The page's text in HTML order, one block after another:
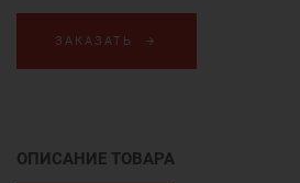
ЗАКАЗАТЬ
ОПИСАНИЕ ТОВАРА